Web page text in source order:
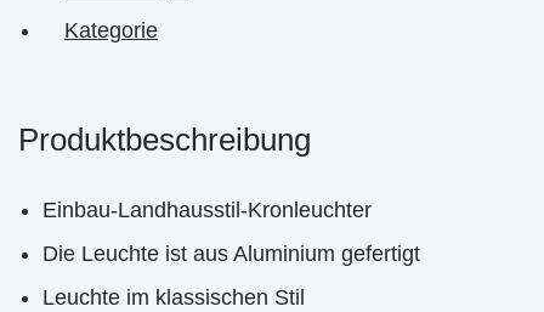
Kategorie
Produktbeschreibung
Einbau-Landhausstil-Kronleuchter
Die Leuchte ist aus Aluminium gefertigt
Leuchte im klassischen Stil